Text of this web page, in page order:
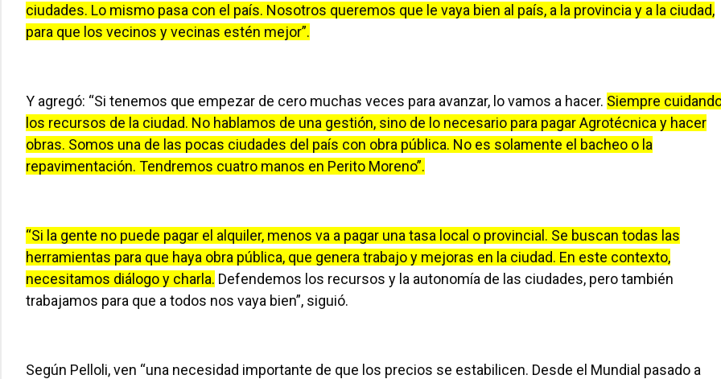
ciudades. Lo mismo pasa con el país. Nosotros queremos que le vaya bien al país, a la provincia y a la ciudad,
para que los vecinos y vecinas estén mejor”.
Y agregó: “Si tenemos que empezar de cero muchas veces para avanzar, lo vamos a hacer. Siempre
los recursos de la ciudad. No hablamos de una gestión, sino de lo necesario para pagar Agrotécnica y hacer
obras. Somos una de las pocas ciudades del país con obra pública. No es solamente el bacheo o la
repavimentación. Tendremos cuatro manos en Perito Moreno”.
“Si la gente no puede pagar el alquiler, menos va a pagar una tasa local o provincial. Se buscan todas las
herramientas para que haya obra pública, que genera trabajo y mejoras en la ciudad. En este contexto,
necesitamos diálogo y charla. Defendemos los recursos y la autonomía de las ciudades, pero también
trabajamos para que a todos nos vaya bien”, siguió.
Según Pelloli, ven “una necesidad importante de que los precios se estabilicen. Desde el Mundial pasado a